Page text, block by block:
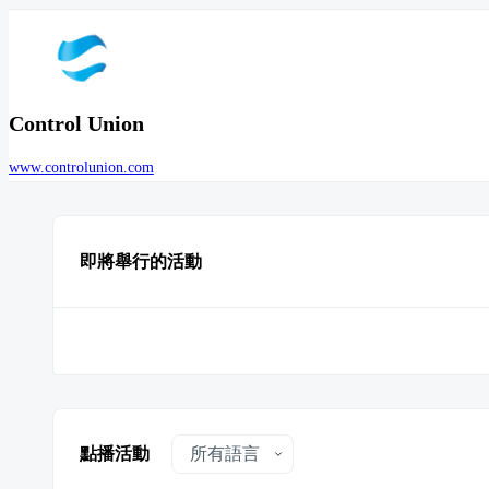
Control Union
www.controlunion.com
即將舉行的活動
點播活動